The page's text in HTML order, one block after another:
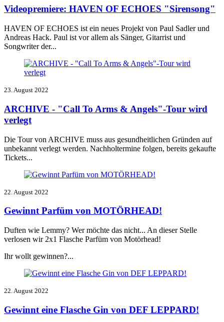
Videopremiere: HAVEN OF ECHOES "Sirensong"
HAVEN OF ECHOES ist ein neues Projekt von Paul Sadler und
Andreas Hack. Paul ist vor allem als Sänger, Gitarrist und
Songwriter der...
23. August 2022
ARCHIVE - "Call To Arms & Angels"-Tour wird
verlegt
Die Tour von ARCHIVE muss aus gesundheitlichen Gründen auf
unbekannt verlegt werden. Nachholtermine folgen, bereits gekaufte
Tickets...
22. August 2022
Gewinnt Parfüm von MOTÖRHEAD!
Duften wie Lemmy? Wer möchte das nicht... An dieser Stelle
verlosen wir 2x1 Flasche Parfüm von Motörhead!
Ihr wollt gewinnen?...
22. August 2022
Gewinnt eine Flasche Gin von DEF LEPPARD!